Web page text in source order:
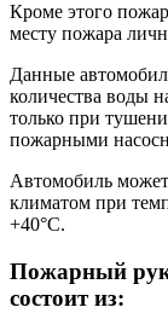
Кроме этого
месту пожара
Данные
количества воды
только при
пожарными
Автомобиль
климатом при
+40°С.
Пожарный
состоит из: